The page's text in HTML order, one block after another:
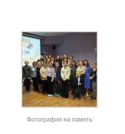
Фотография на память